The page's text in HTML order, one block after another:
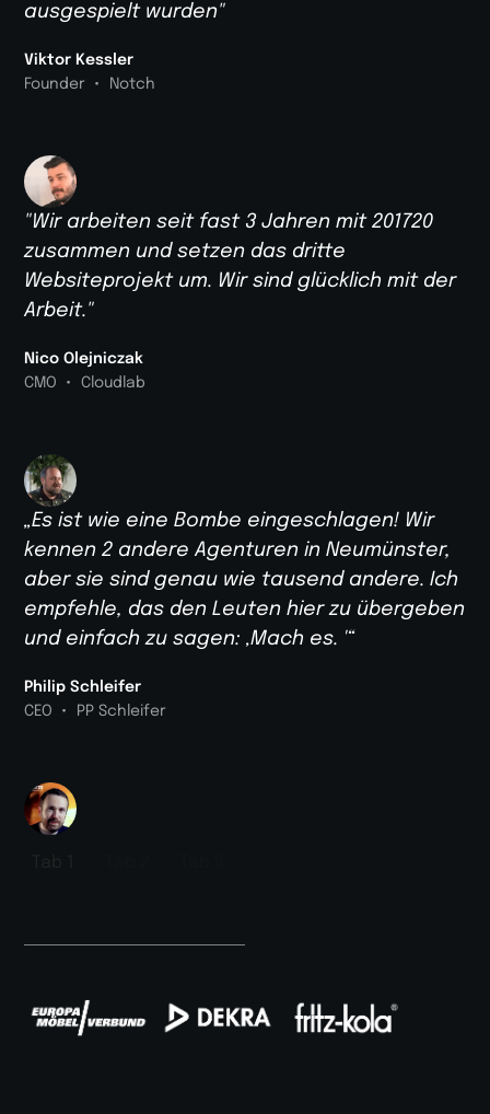
ausgespielt wurden"
Viktor Kessler
Founder
• Notch
"Wir arbeiten seit fast 3 Jahren mit 201720
zusammen und setzen das dritte
Websiteprojekt um. Wir sind glücklich mit der
Arbeit."
Nico Olejniczak
CMO
• Cloudlab
„Es ist wie eine Bombe eingeschlagen! Wir
kennen 2 andere Agenturen in Neumünster,
aber sie sind genau wie tausend andere. Ich
empfehle, das den Leuten hier zu übergeben
und einfach zu sagen: ‚Mach es. '“
Philip Schleifer
CEO
• PP Schleifer